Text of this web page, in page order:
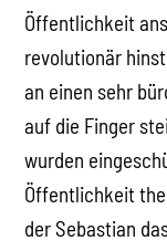
Öffentlichkeit
revolutionär
an einen sehr
auf die Finger
wurden
Öffentlichkeit
der Sebastian